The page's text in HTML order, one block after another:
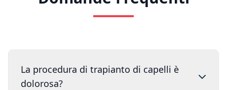
La procedura di trapianto di capelli è
dolorosa?